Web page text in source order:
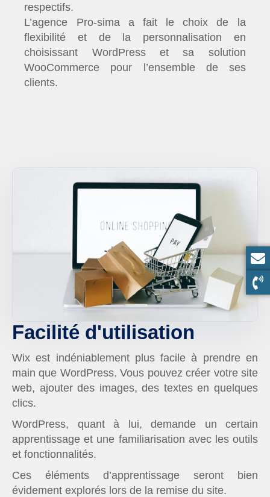
respectifs.
L’agence Pro-sima a fait le choix de la
flexibilité et de la personnalisation en
choisissant WordPress et sa solution
WooCommerce pour l’ensemble de ses
clients.
Facilité d'utilisation
Wix est indéniablement plus facile à prendre en
main que WordPress. Vous pouvez créer votre site
web, ajouter des images, des textes en quelques
clics.
WordPress, quant à lui, demande un certain
apprentissage et une familiarisation avec les outils
et fonctionnalités.
Ces éléments d’apprentissage seront bien
évidement explorés lors de la remise du site.